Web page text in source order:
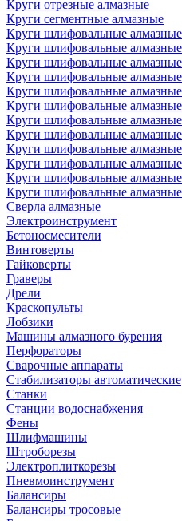
Круги отрезные алмазные
Круги сегментные алмазные
Круги шлифовальные алмазные
Круги шлифовальные
Круги шлифовальные
Круги шлифовальные
Круги шлифовальные
Круги шлифовальные
Круги шлифовальные
Круги шлифовальные алмазные
Круги шлифовальные
Круги шлифовальные
Круги шлифовальные
Круги шлифовальные
Сверла алмазные
Электроинструмент
Бетоносмесители
Винтоверты
Гайковерты
Граверы
Дрели
Краскопульты
Лобзики
Машины алмазного бурения
Перфораторы
Сварочные аппараты
Стабилизаторы автоматические
Станки
Станции водоснабжения
Фены
Шлифмашины
Штроборезы
Электроплиткорезы
Пневмоинструмент
Балансиры
Балансиры тросовые